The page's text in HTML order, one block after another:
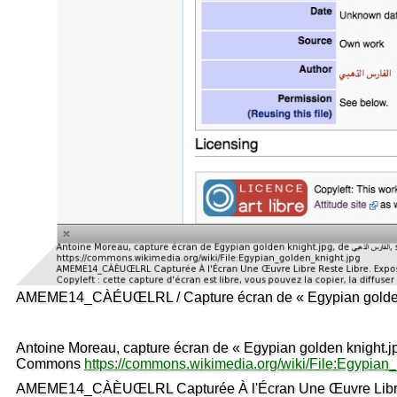
Commons https://commons.wikimedia.org/wiki/
AMEME14_CÀÈUŒLRL Capturée À l'Écran Une Œuvre